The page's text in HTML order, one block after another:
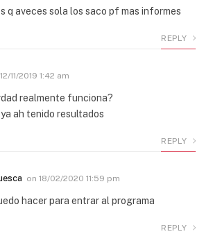
q aveces sola los saco pf mas informes
REPLY
12/11/2019 1:42 am
realmente funciona?
ah tenido resultados
REPLY
on 18/02/2020 11:59 pm
hacer para entrar al programa
REPLY